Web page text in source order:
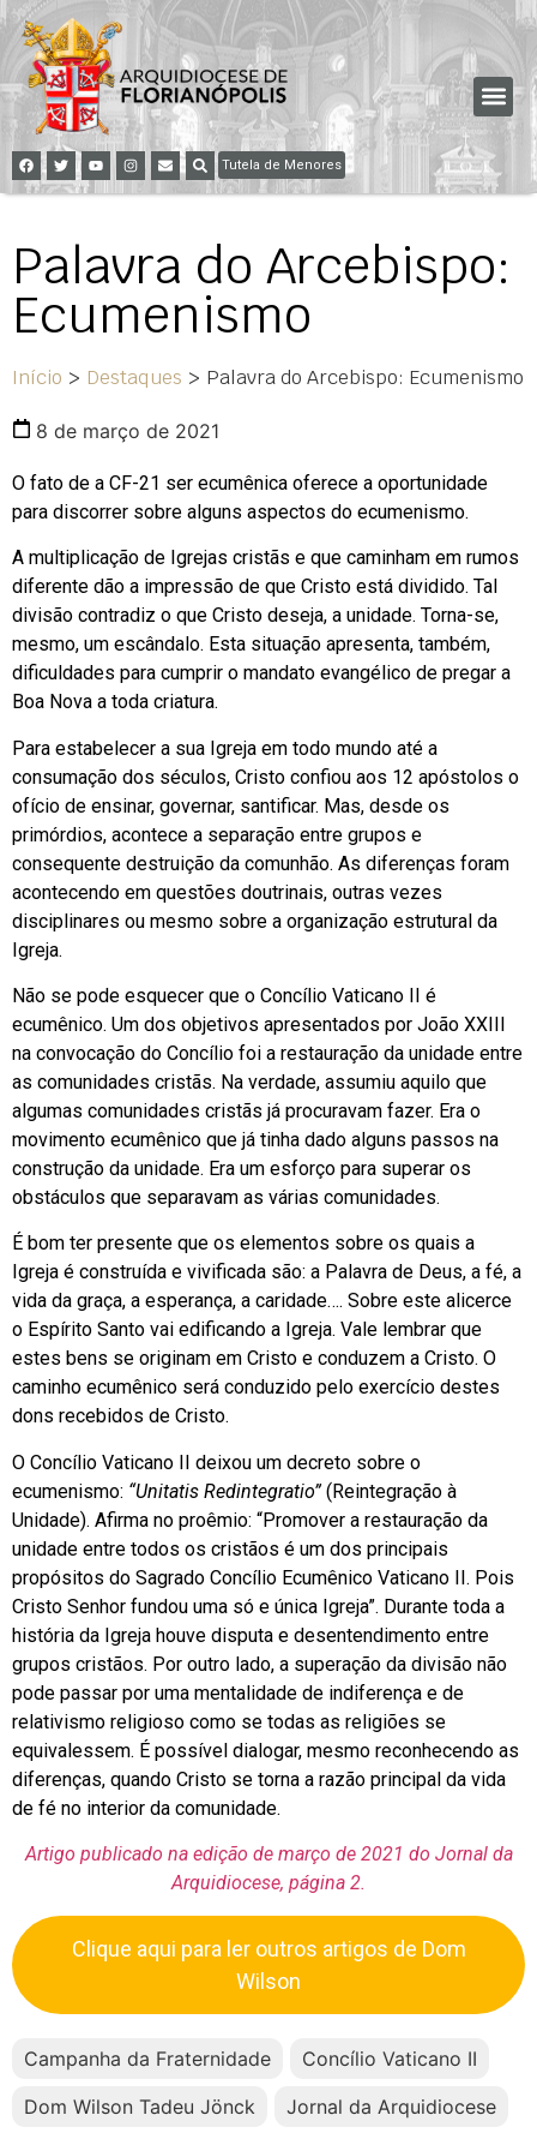
Tutela de Menores
Palavra do Arcebispo:
Ecumenismo
Início > Destaques > Palavra do Arcebispo: Ecumenismo
8 de março de 2021
O fato de a CF-21 ser ecumênica oferece a oportunidade
para discorrer sobre alguns aspectos do ecumenismo.
A multiplicação de Igrejas cristãs e que caminham em rumos
diferente dão a impressão de que Cristo está dividido. Tal
divisão contradiz o que Cristo deseja, a unidade. Torna-se,
mesmo, um escândalo. Esta situação apresenta, também,
dificuldades para cumprir o mandato evangélico de pregar a
Boa Nova a toda criatura.
Para estabelecer a sua Igreja em todo mundo até a
consumação dos séculos, Cristo confiou aos 12 apóstolos o
ofício de ensinar, governar, santificar. Mas, desde os
primórdios, acontece a separação entre grupos e
consequente destruição da comunhão. As diferenças foram
acontecendo em questões doutrinais, outras vezes
disciplinares ou mesmo sobre a organização estrutural da
Igreja.
Não se pode esquecer que o Concílio Vaticano II é
ecumênico. Um dos objetivos apresentados por João XXIII
na convocação do Concílio foi a restauração da unidade entre
as comunidades cristãs. Na verdade, assumiu aquilo que
algumas comunidades cristãs já procuravam fazer. Era o
movimento ecumênico que já tinha dado alguns passos na
construção da unidade. Era um esforço para superar os
obstáculos que separavam as várias comunidades.
É bom ter presente que os elementos sobre os quais a
Igreja é construída e vivificada são: a Palavra de Deus, a fé, a
vida da graça, a esperança, a caridade…. Sobre este alicerce
o Espírito Santo vai edificando a Igreja. Vale lembrar que
estes bens se originam em Cristo e conduzem a Cristo. O
caminho ecumênico será conduzido pelo exercício destes
dons recebidos de Cristo.
O Concílio Vaticano II deixou um decreto sobre o
ecumenismo: “Unitatis Redintegratio”(Reintegração à
Unidade). Afirma no proêmio: “Promover a restauração da
unidade entre todos os cristãos é um dos principais
propósitos do Sagrado Concílio Ecumênico Vaticano II. Pois
Cristo Senhor fundou uma só e única Igreja”. Durante toda a
história da Igreja houve disputa e desentendimento entre
grupos cristãos. Por outro lado, a superação da divisão não
pode passar por uma mentalidade de indiferença e de
relativismo religioso como se todas as religiões se
equivalessem. É possível dialogar, mesmo reconhecendo as
diferenças, quando Cristo se torna a razão principal da vida
de fé no interior da comunidade.
Artigo publicado na edição de março de 2021 do Jornal da
Arquidiocese, página 2.
Clique aqui para ler outros artigos de Dom
Wilson
Campanha da Fraternidade
Concílio Vaticano II
Dom Wilson Tadeu Jönck
Jornal da Arquidiocese